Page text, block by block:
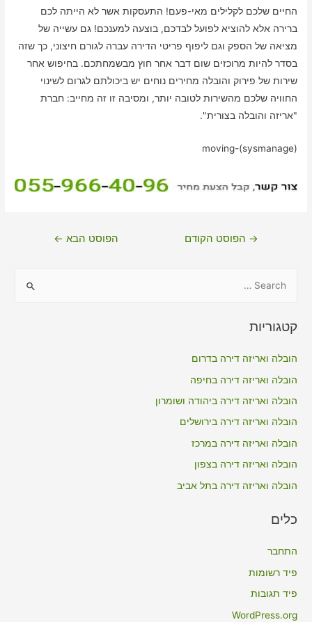
החיים שלכם לקלילים מאי-פעם! התעסקות אשר לא הייתה לכם
ברירה אלא להוציא לפועל לבדכם, בוצעה למענכם! גם עשייה של
מציאה של הספק וגם ליפוף פריטי הדירה עברה לגורם חיצוני, כך שזה
בסדר להיות מרוכזים שום דבר אחר חוץ מבשמחתכם. בחיפוש אחר
שירות של פירוק והובלה מחירים נוחים יש ביכולתם לגרום לשינוי
החוויה שלכם מהשירות לטובה יותר, ומסיבה זו זה מחייב: חברת
"אריזה והובלה בצורית".
moving-(sysmanage)
ניווט→ הפוסט הקודם הפוסט הבא ←
r
o
r
:
קטגוריות
הובלה ואריזה דירה בדרום
הובלה ואריזה דירה בחיפה
הובלה ואריזה דירה ביהודה ושומרון
הובלה ואריזה דירה בירושלים
הובלה ואריזה דירה במרכז
הובלה ואריזה דירה בצפון
הובלה ואריזה דירה בתל אביב
כלים
התחבר
פיד רשומות
פיד תגובות
WordPress.org